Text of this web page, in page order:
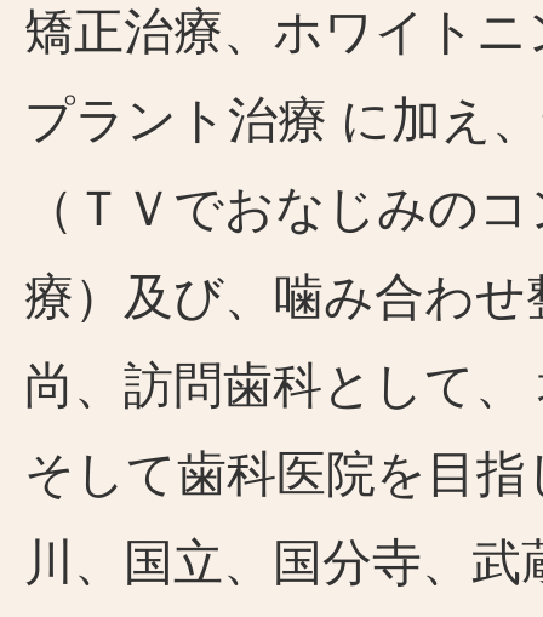
矯正治療、ホワイト
プラント治療 に加え
（ＴＶでおなじみの
療）及び、噛み合わ
尚、訪問歯科として
そして歯科医院を目
川、国立、国分寺、